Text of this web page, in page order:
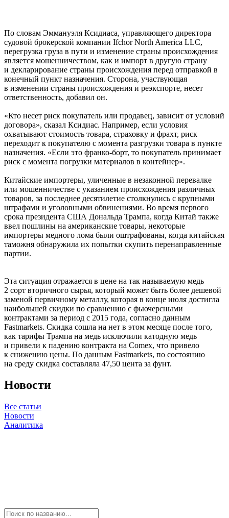
По словам Эммануэля Ксидиаса, управляющего директора
судовой брокерской компании Ifchor North America LLC,
перегрузка груза в пути и изменение страны происхождения
является мошенничеством, как и импорт в другую страну
и декларирование страны происхождения перед отправкой в ​​
конечный пункт назначения. Сторона, участвующая
в изменении страны происхождения и реэкспорте, несет
ответственность, добавил он.
«Кто несет риск покупатель или продавец, зависит от условий
договора», сказал Ксидиас. Например, если условия
охватывают стоимость товара, страховку и фрахт, риск
переходит к покупателю с момента разгрузки товара в пункте
назначения. «Если это франко-борт, то покупатель принимает
риск с момента погрузки материалов в контейнер».
Китайские импортеры, уличенные в незаконной перевалке
или мошенничестве с указанием происхождения различных
товаров, за последнее десятилетие столкнулись с крупными
штрафами и уголовными обвинениями. Во время первого
срока президента США Дональда Трампа, когда Китай также
ввел пошлины на американские товары, некоторые
импортеры медного лома были оштрафованы, когда китайская
таможня обнаружила их попытки скупить перенаправленные
партии.
Эта ситуация отражается в цене на так называемую медь
2 сорт вторичного сырья, который может быть более дешевой
заменой первичному металлу, которая в конце июля достигла
наибольшей скидки по сравнению с фьючерсными
контрактами за период с 2015 года, согласно данным
Fastmarkets. Скидка сошла на нет в этом месяце после того,
как тарифы Трампа на медь исключили катодную медь
и привели к падению контракта на Comex, что привело
к снижению цены. По данным Fastmarkets, по состоянию
на среду скидка составляла 47,50 цента за фунт.
Новости
Все статьи
Новости
Аналитика